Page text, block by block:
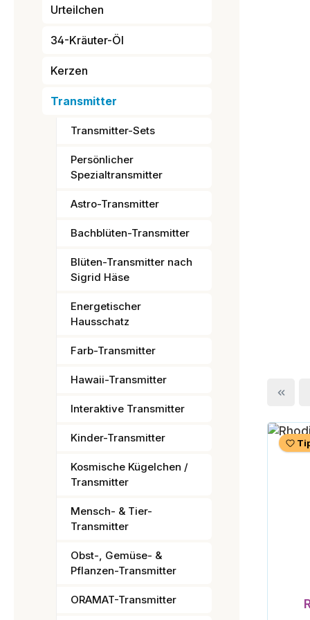
Urteilchen
34-Kräuter-Öl
Kerzen
Transmitter
Transmitter-Sets
Persönlicher
Spezialtransmitter
Astro-Transmitter
Bachblüten-Transmitter
Blüten-Transmitter nach
Sigrid Häse
Energetischer
Hausschatz
Farb-Transmitter
Hawaii-Transmitter
Interaktive Transmitter
Kinder-Transmitter
Kosmische Kügelchen /
Transmitter
Mensch- & Tier-
Transmitter
Obst-, Gemüse- &
Pflanzen-Transmitter
ORAMAT-Transmitter